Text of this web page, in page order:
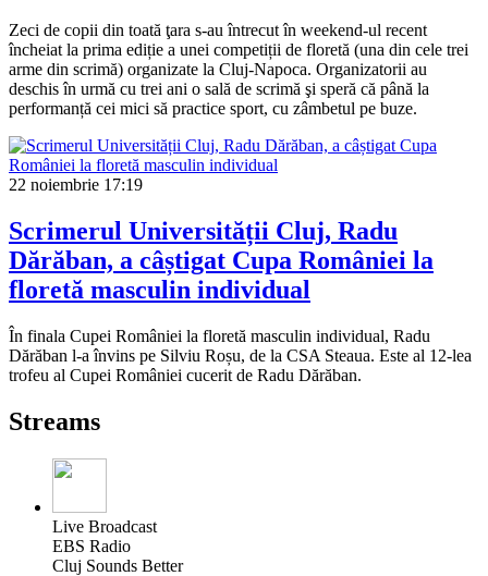
Zeci de copii din toată ţara s-au întrecut în weekend-ul recent
încheiat la prima ediție a unei competiții de floretă (una din cele trei
arme din scrimă) organizate la Cluj-Napoca. Organizatorii au
deschis în urmă cu trei ani o sală de scrimă şi speră că până la
performanță cei mici să practice sport, cu zâmbetul pe buze.
22 noiembrie 17:19
Scrimerul Universității Cluj, Radu
Dărăban, a câștigat Cupa României la
floretă masculin individual
În finala Cupei României la floretă masculin individual, Radu
Dărăban l-a învins pe Silviu Roșu, de la CSA Steaua. Este al 12-lea
trofeu al Cupei României cucerit de Radu Dărăban.
Streams
Live Broadcast
EBS Radio
Cluj Sounds Better